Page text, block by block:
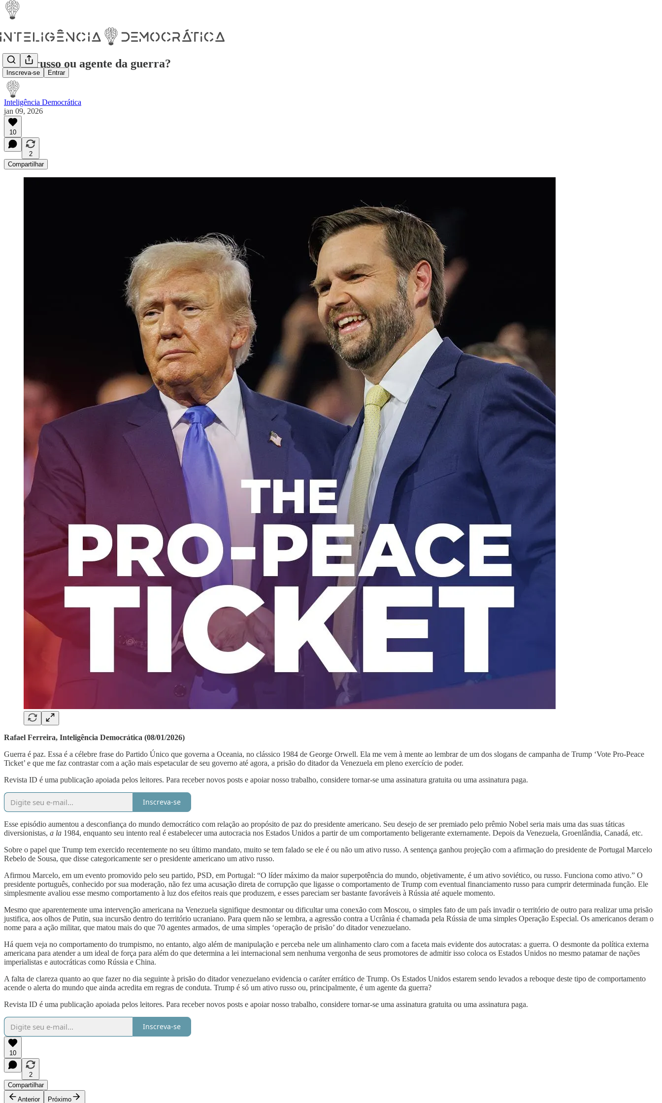
Inscreva-se Entrar
Ativo russo ou agente da guerra?
Inteligência Democrática
jan 09, 2026
10
2
Compartilhar
Rafael Ferreira, Inteligência Democrática (08/01/2026)
Guerra é paz. Essa é a célebre frase do Partido Único que governa a Oceania, no clássico 1984 de George Orwell. Ela me vem à mente ao lembrar de um dos slogans de campanha de Trump ‘Vote Pro-Peace
Ticket’ e que me faz contrastar com a ação mais espetacular de seu governo até agora, a prisão do ditador da Venezuela em pleno exercício de poder.
Revista ID é uma publicação apoiada pelos leitores. Para receber novos posts e apoiar nosso trabalho, considere tornar-se uma assinatura gratuita ou uma assinatura paga.
Inscreva-se
Esse episódio aumentou a desconfiança do mundo democrático com relação ao propósito de paz do presidente americano. Seu desejo de ser premiado pelo prêmio Nobel seria mais uma das suas táticas
diversionistas, a la 1984, enquanto seu intento real é estabelecer uma autocracia nos Estados Unidos a partir de um comportamento beligerante externamente. Depois da Venezuela, Groenlândia, Canadá, etc.
Sobre o papel que Trump tem exercido recentemente no seu último mandato, muito se tem falado se ele é ou não um ativo russo. A sentença ganhou projeção com a afirmação do presidente de Portugal Marcelo
Rebelo de Sousa, que disse categoricamente ser o presidente americano um ativo russo.
Afirmou Marcelo, em um evento promovido pelo seu partido, PSD, em Portugal: “O líder máximo da maior superpotência do mundo, objetivamente, é um ativo soviético, ou russo. Funciona como ativo.” O
presidente português, conhecido por sua moderação, não fez uma acusação direta de corrupção que ligasse o comportamento de Trump com eventual financiamento russo para cumprir determinada função. Ele
simplesmente avaliou esse mesmo comportamento à luz dos efeitos reais que produzem, e esses pareciam ser bastante favoráveis à Rússia até aquele momento.
Mesmo que aparentemente uma intervenção americana na Venezuela signifique desmontar ou dificultar uma conexão com Moscou, o simples fato de um país invadir o território de outro para realizar uma prisão
justifica, aos olhos de Putin, sua incursão dentro do território ucraniano. Para quem não se lembra, a agressão contra a Ucrânia é chamada pela Rússia de uma simples Operação Especial. Os americanos deram o
nome para a ação militar, que matou mais do que 70 agentes armados, de uma simples ‘operação de prisão’ do ditador venezuelano.
Há quem veja no comportamento do trumpismo, no entanto, algo além de manipulação e perceba nele um alinhamento claro com a faceta mais evidente dos autocratas: a guerra. O desmonte da política externa
americana para atender a um ideal de força para além do que determina a lei internacional sem nenhuma vergonha de seus promotores de admitir isso coloca os Estados Unidos no mesmo patamar de nações
imperialistas e autocráticas como Rússia e China.
A falta de clareza quanto ao que fazer no dia seguinte à prisão do ditador venezuelano evidencia o caráter errático de Trump. Os Estados Unidos estarem sendo levados a reboque deste tipo de comportamento
acende o alerta do mundo que ainda acredita em regras de conduta. Trump é só um ativo russo ou, principalmente, é um agente da guerra?
Revista ID é uma publicação apoiada pelos leitores. Para receber novos posts e apoiar nosso trabalho, considere tornar-se uma assinatura gratuita ou uma assinatura paga.
Inscreva-se
10
2
Compartilhar
Anterior
Próximo